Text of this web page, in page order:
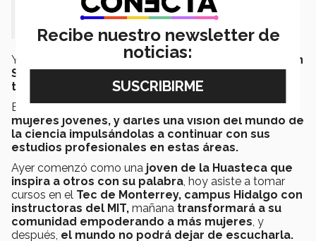
acercan cada vez más a lograrlo.”
Yarazeth también forma parte de“Mujeres Líderes en
STEAM”, el programa dementoría en ciencia,
tecnología, ingeniería y matemáticas.
Este programa tiene como objetivoempoderar a las
mujeres jóvenes, y darles una visión del mundo de
la ciencia impulsándolas a continuar con sus
estudios profesionales en estas áreas.
Ayer comenzó como una joven de la Huasteca que
inspira a otros con su palabra , hoy asiste a tomar
cursos en el Tec de Monterrey, campus Hidalgo con
instructoras del MIT, mañana transformará a su
comunidad empoderando a más mujeres , y
después, el mundo no podrá dejar de escucharla.
Recibe nuestro newsletter de
noticias: